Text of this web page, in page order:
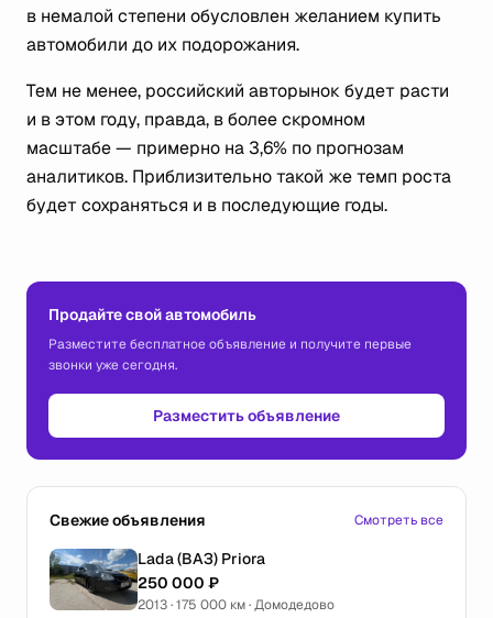
в немалой степени обусловлен желанием купить
автомобили до их подорожания.
Тем не менее, российский авторынок будет расти
и в этом году, правда, в более скромном
масштабе — примерно на 3,6% по прогнозам
аналитиков. Приблизительно такой же темп роста
будет сохраняться и в последующие годы.
Продайте свой автомобиль
Разместите бесплатное объявление и получите первые
звонки уже сегодня.
Разместить объявление
Свежие объявления Смотреть все
Lada (ВАЗ) Priora
250 000 ₽
2013 · 175 000 км · Домодедово